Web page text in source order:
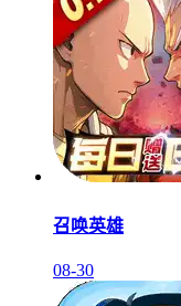
召唤英雄
08-30